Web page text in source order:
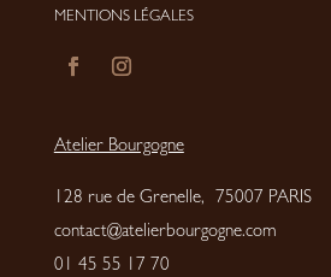
MENTIONS LÉGALES
Atelier Bourgogne
128 rue de Grenelle, 75007 PARIS
contact@atelierbourgogne.com
01 45 55 17 70